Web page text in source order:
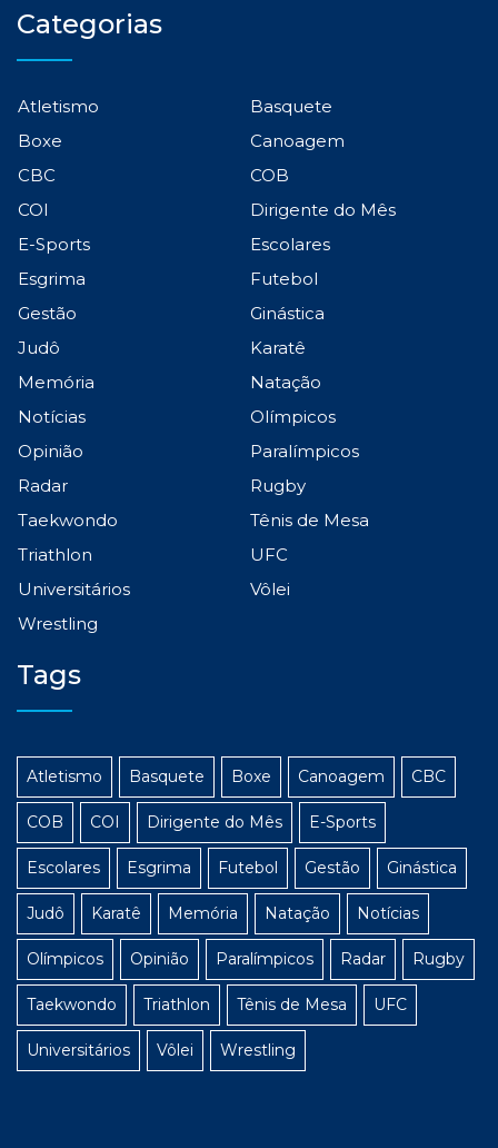
Categorias
Atletismo
Basquete
Boxe
Canoagem
CBC
COB
COI
Dirigente do Mês
E-Sports
Escolares
Esgrima
Futebol
Gestão
Ginástica
Judô
Karatê
Memória
Natação
Notícias
Olímpicos
Opinião
Paralímpicos
Radar
Rugby
Taekwondo
Tênis de Mesa
Triathlon
UFC
Universitários
Vôlei
Wrestling
Tags
Atletismo Basquete Boxe Canoagem CBC
COB COI Dirigente do Mês E-Sports
Escolares Esgrima Futebol Gestão Ginástica
Judô Karatê Memória Natação Notícias
Olímpicos Opinião Paralímpicos Radar Rugby
Taekwondo Triathlon Tênis de Mesa UFC
Universitários Vôlei Wrestling